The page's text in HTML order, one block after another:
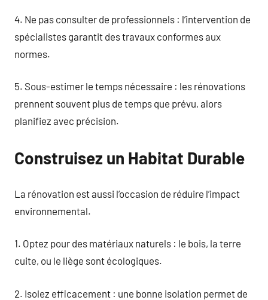
4. Ne pas consulter de professionnels : l’intervention de
spécialistes garantit des travaux conformes aux
normes.
5. Sous-estimer le temps nécessaire : les rénovations
prennent souvent plus de temps que prévu, alors
planifiez avec précision.
Construisez un Habitat Durable
La rénovation est aussi l’occasion de réduire l’impact
environnemental.
1. Optez pour des matériaux naturels : le bois, la terre
cuite, ou le liège sont écologiques.
2. Isolez efficacement : une bonne isolation permet de